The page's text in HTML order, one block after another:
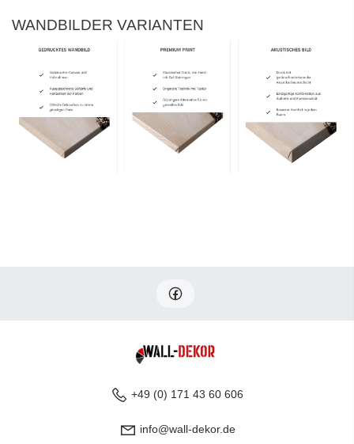
WANDBILDER VARIANTEN
+49 (0) 171 43 60 606
info@wall-dekor.de